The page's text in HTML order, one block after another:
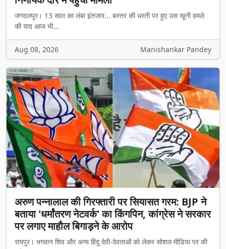
जगदलपुर। 13 साल का लंबा इंतजार... बस्तर की धरती पर हुए उस खूनी हमले
की याद आज भी...
Aug 08, 2026 Manishankar Pandey
अरुण पन्नालाल की गिरफ्तारी पर सियासत गरम: BJP ने
बताया 'धर्मांतरण नेटवर्क' का किंगपिन, कांग्रेस ने सरकार
पर लगाए माहौल बिगाड़ने के आरोप
रायपुर। भगवान शिव और अन्य हिंदू देवी-देवताओं को लेकर सोशल मीडिया पर की